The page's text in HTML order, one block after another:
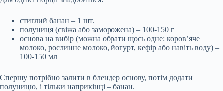
стиглий банан – 1 шт.
полуниця (свіжа або заморожена) – 100-150 г
основа на вибір (можна обрати щось одне: коров’яче
молоко, рослинне молоко, йогурт, кефір або навіть воду) –
100-150 мл
Спершу потрібно залити в блендер основу, потім додати
полуницю, і тільки наприкінці – банан.